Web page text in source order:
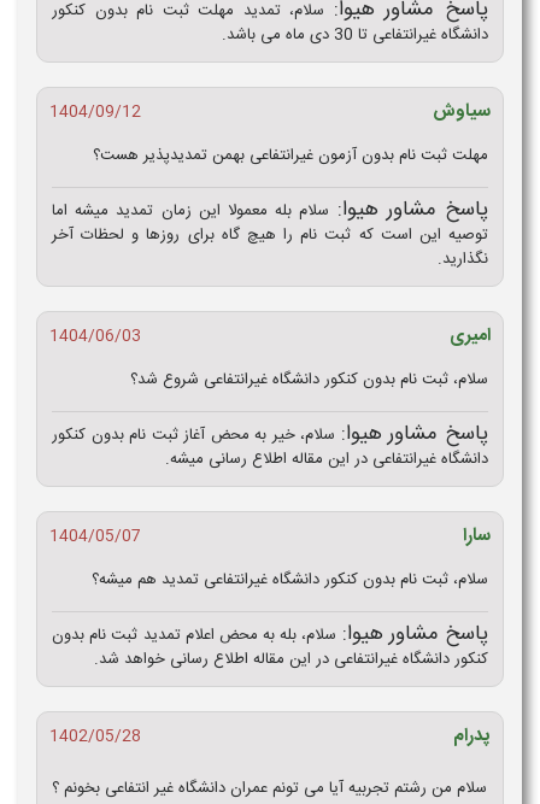
پاسخ مشاور هیوا: سلام، تمدید مهلت ثبت نام بدون کنکور
دانشگاه غیرانتفاعی تا 30 دی ماه می باشد.
سیاوش
1404/09/12
مهلت ثبت نام بدون آزمون غیرانتفاعی بهمن تمدیدپذیر هست؟
پاسخ مشاور هیوا: سلام بله معمولا این زمان تمدید میشه اما
توصیه این است که ثبت نام را هیچ گاه برای روزها و لحظات آخر
نگذارید.
امیری
1404/06/03
سلام، ثبت نام بدون کنکور دانشگاه غیرانتفاعی شروع شد؟
پاسخ مشاور هیوا: سلام، خیر به محض آغاز ثبت نام بدون کنکور
دانشگاه غیرانتفاعی در این مقاله اطلاع رسانی میشه.
سارا
1404/05/07
سلام، ثبت نام بدون کنکور دانشگاه غیرانتفاعی تمدید هم میشه؟
پاسخ مشاور هیوا: سلام، بله به محض اعلام تمدید ثبت نام بدون
کنکور دانشگاه غیرانتفاعی در این مقاله اطلاع رسانی خواهد شد.
پدرام
1402/05/28
سلام من رشتم تجربیه آیا می تونم عمران دانشگاه غیر انتفاعی بخونم ؟